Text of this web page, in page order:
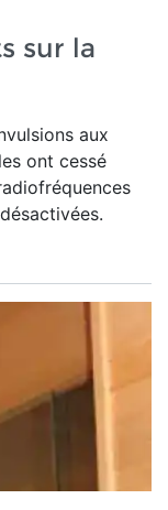
sur la
aux
ont cessé